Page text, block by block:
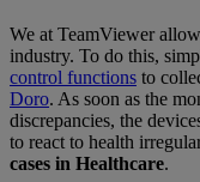
We at TeamViewer
industry. To do this,
control functions to
Doro. As soon as the
discrepancies, the
to react to health
cases in Healthcare.